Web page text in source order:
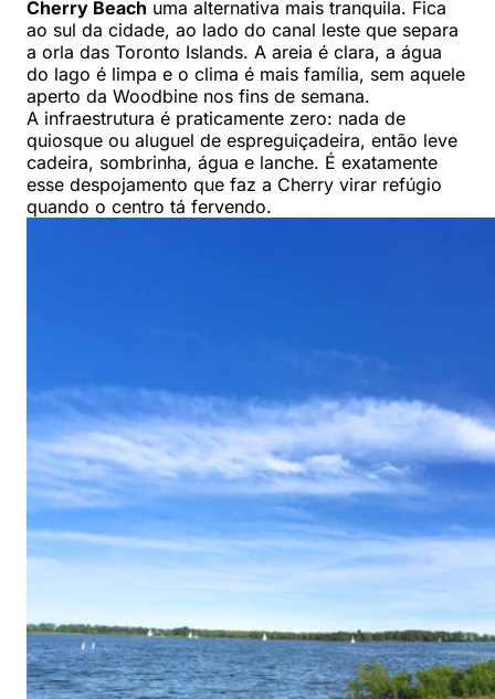
Cherry Beach uma alternativa mais tranquila. Fica
ao sul da cidade, ao lado do canal leste que separa
a orla das Toronto Islands. A areia é clara, a água
do lago é limpa e o clima é mais família, sem aquele
aperto da Woodbine nos fins de semana.
A infraestrutura é praticamente zero: nada de
quiosque ou aluguel de espreguiçadeira, então leve
cadeira, sombrinha, água e lanche. É exatamente
esse despojamento que faz a Cherry virar refúgio
quando o centro tá fervendo.